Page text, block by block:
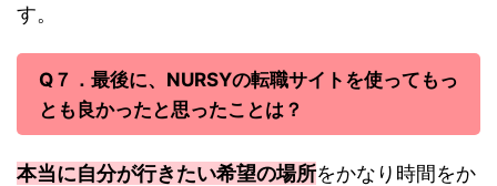
す。
Q７．最後に、NURSYの転職サイトを使ってもっ
とも良かったと思ったことは？
本当に自分が行きたい希望の場所をかなり時間をか